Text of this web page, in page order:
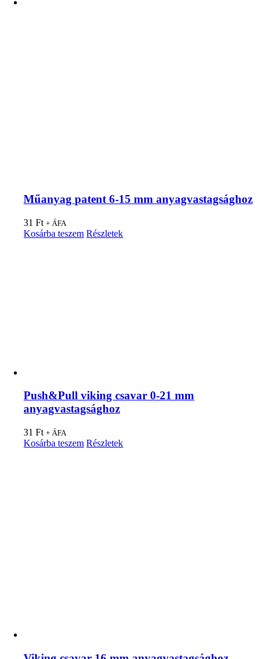
Műanyag patent 6-15 mm anyagvastagsághoz
31Ft + ÁFA
Kosárba teszem Részletek
Push&Pull viking csavar 0-21 mm
anyagvastagsághoz
31Ft + ÁFA
Kosárba teszem Részletek